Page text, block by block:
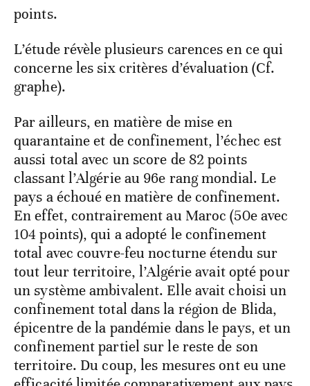
points.
L’étude révèle plusieurs carences en ce qui
concerne les six critères d’évaluation (Cf.
graphe).
Par ailleurs, en matière de mise en
quarantaine et de confinement, l’échec est
aussi total avec un score de 82 points
classant l’Algérie au 96e rang mondial. Le
pays a échoué en matière de confinement.
En effet, contrairement au Maroc (50e avec
104 points), qui a adopté le confinement
total avec couvre-feu nocturne étendu sur
tout leur territoire, l’Algérie avait opté pour
un système ambivalent. Elle avait choisi un
confinement total dans la région de Blida,
épicentre de la pandémie dans le pays, et un
confinement partiel sur le reste de son
territoire. Du coup, les mesures ont eu une